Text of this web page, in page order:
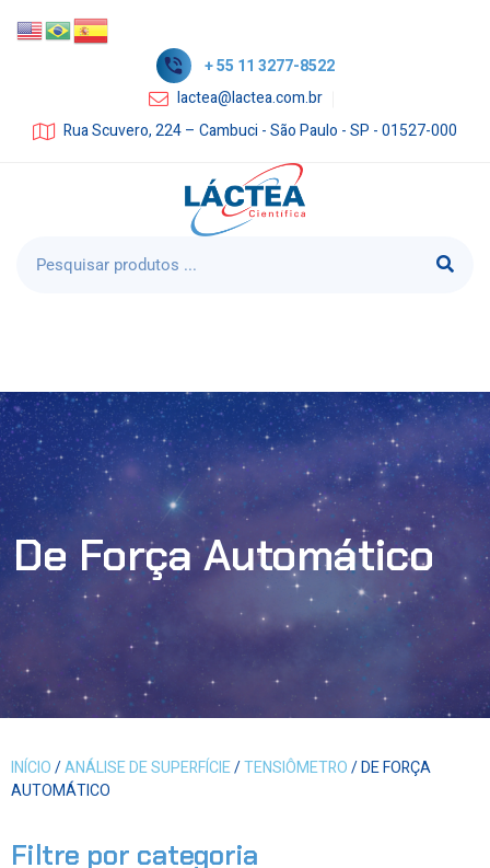
+ 55 11 3277-8522
lactea@lactea.com.br
Rua Scuvero, 224 – Cambuci - São Paulo - SP - 01527-000
De Força Automático
INÍCIO/ANÁLISE DE SUPERFÍCIE/TENSIÔMETRO/ DE FORÇA
AUTOMÁTICO
Filtre por categoria